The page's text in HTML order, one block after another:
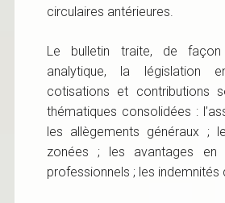
circulaires antérieures.
Le bulletin traite, de
analytique, la législation
cotisations et contributions
thématiques consolidées :
les allègements généraux ;
zonées ; les avantages en
professionnels ; les indemnités